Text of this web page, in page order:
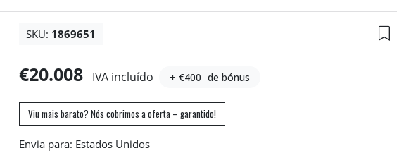
SKU: 1869651
€20.008 IVA incluído + €400 de bónus
Viu mais barato? Nós cobrimos a oferta – garantido!
Envia para: